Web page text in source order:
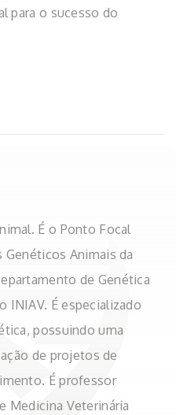
para o sucesso do
É o Ponto Focal
Genéticos Animais da
de Genética
INIAV. É especializado
possuindo uma
de projetos de
É professor
Medicina Veterinária